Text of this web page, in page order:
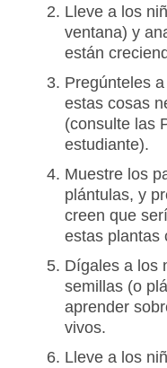
Lleve a los
ventana) y
están
Pregúnteles
estas cosas
(consulte las
estudiante).
Muestre los
plántulas, y
creen que
estas plantas
Dígales a los
semillas (o
aprender
vivos.
Lleve a los